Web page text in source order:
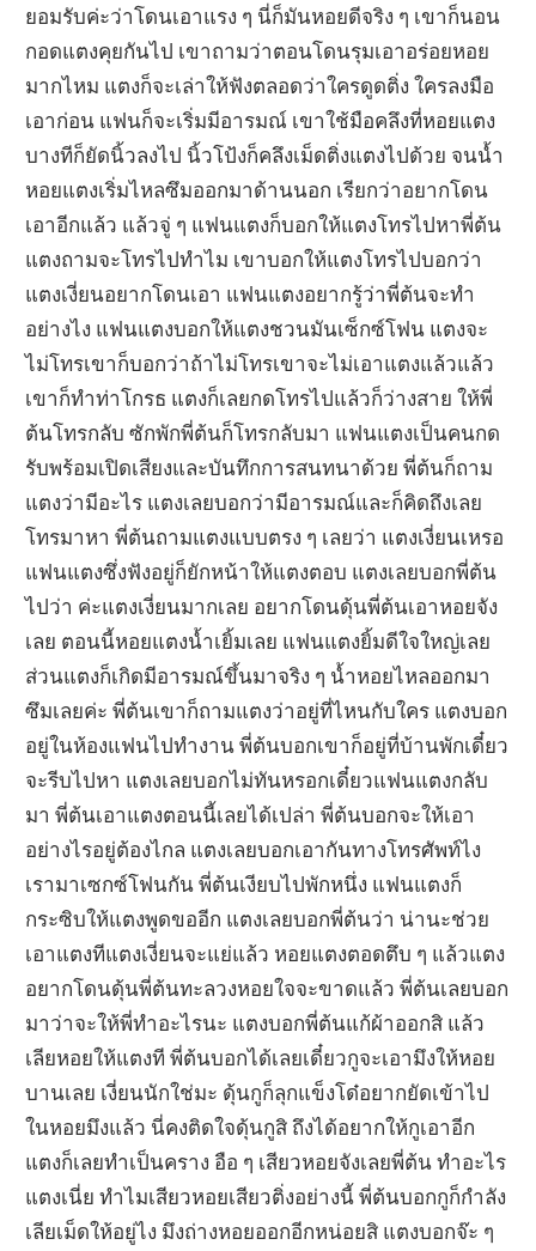
ยอมรับค่ะว่าโดนเอาแรง ๆ นี่ก็มันหอยดีจริง ๆ เขาก็นอน
กอดแตงคุยกันไป เขาถามว่าตอนโดนรุมเอาอร่อยหอย
มากไหม แตงก็จะเล่าให้ฟังตลอดว่าใครดูดติ่ง ใครลงมือ
เอาก่อน แฟนก็จะเริ่มมีอารมณ์ เขาใช้มือคลึงที่หอยแตง
บางทีก็ยัดนิ้วลงไป นิ้วโป้งก็คลึงเม็ดติ่งแตงไปด้วย จนน้ำ
หอยแตงเริ่มไหลซึมออกมาด้านนอก เรียกว่าอยากโดน
เอาอีกแล้ว แล้วจู่ ๆ แฟนแตงก็บอกให้แตงโทรไปหาพี่ต้น
แตงถามจะโทรไปทำไม เขาบอกให้แตงโทรไปบอกว่า
แตงเงี่ยนอยากโดนเอา แฟนแตงอยากรู้ว่าพี่ต้นจะทำ
อย่างไง แฟนแตงบอกให้แตงชวนมันเซ็กซ์โฟน แตงจะ
ไม่โทรเขาก็บอกว่าถ้าไม่โทรเขาจะไม่เอาแตงแล้วแล้ว
เขาก็ทำท่าโกรธ แตงก็เลยกดโทรไปแล้วก็ว่างสาย ให้พี่
ต้นโทรกลับ ซักพักพี่ต้นก็โทรกลับมา แฟนแตงเป็นคนกด
รับพร้อมเปิดเสียงและบันทึกการสนทนาด้วย พี่ต้นก็ถาม
แตงว่ามีอะไร แตงเลยบอกว่ามีอารมณ์และก็คิดถึงเลย
โทรมาหา พี่ต้นถามแตงแบบตรง ๆ เลยว่า แตงเงี่ยนเหรอ
แฟนแตงซึ่งฟังอยู่ก็ยักหน้าให้แตงตอบ แตงเลยบอกพี่ต้น
ไปว่า ค่ะแตงเงี่ยนมากเลย อยากโดนดุ้นพี่ต้นเอาหอยจัง
เลย ตอนนี้หอยแตงน้ำเยิ้มเลย แฟนแตงยิ้มดีใจใหญ่เลย
ส่วนแตงก็เกิดมีอารมณ์ขึ้นมาจริง ๆ น้ำหอยไหลออกมา
ซึมเลยค่ะ พี่ต้นเขาก็ถามแตงว่าอยู่ที่ไหนกับใคร แตงบอก
อยู่ในห้องแฟนไปทำงาน พี่ต้นบอกเขาก็อยู่ที่บ้านพักเดี๋ยว
จะรีบไปหา แตงเลยบอกไม่ทันหรอกเดี๋ยวแฟนแตงกลับ
มา พี่ต้นเอาแตงตอนนี้เลยได้เปล่า พี่ต้นบอกจะให้เอา
อย่างไรอยู่ต้องไกล แตงเลยบอกเอากันทางโทรศัพท์ไง
เรามาเซกซ์โฟนกัน พี่ต้นเงียบไปพักหนึ่ง แฟนแตงก็
กระซิบให้แตงพูดขออีก แตงเลยบอกพี่ต้นว่า น่านะช่วย
เอาแตงทีแตงเงี่ยนจะแย่แล้ว หอยแตงตอดตึบ ๆ แล้วแตง
อยากโดนดุ้นพี่ต้นทะลวงหอยใจจะขาดแล้ว พี่ต้นเลยบอก
มาว่าจะให้พี่ทำอะไรนะ แตงบอกพี่ต้นแก้ผ้าออกสิ แล้ว
เลียหอยให้แตงที พี่ต้นบอกได้เลยเดี๋ยวกูจะเอามึงให้หอย
บานเลย เงี่ยนนักใช่มะ ดุ้นกูก็ลุกแข็งโด๋อยากยัดเข้าไป
ในหอยมึงแล้ว นี่คงติดใจดุ้นกูสิ ถึงได้อยากให้กูเอาอีก
แตงก็เลยทำเป็นคราง อือ ๆ เสียวหอยจังเลยพี่ต้น ทำอะไร
แตงเนี่ย ทำไมเสียวหอยเสียวติ่งอย่างนี้ พี่ต้นบอกกูก็กำลัง
เลียเม็ดให้อยู่ไง มึงถ่างหอยออกอีกหน่อยสิ แตงบอกจ๊ะ ๆ